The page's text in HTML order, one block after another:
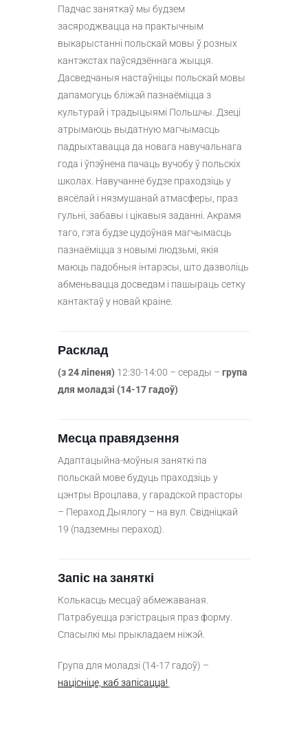
Падчас заняткаў мы будзем
засяроджвацца на практычным
выкарыстанні польскай мовы ў розных
кантэкстах паўсядзённага жыцця.
Дасведчаныя настаўніцы польскай мовы
дапамогуць бліжэй пазнаёміцца з
культурай і традыцыямі Польшчы. Дзеці
атрымаюць выдатную магчымасць
падрыхтавацца да новага навучальнага
года і ўпэўнена пачаць вучобу ў польскіх
школах. Навучанне будзе праходзіць у
вясёлай і нязмушанай атмасферы, праз
гульні, забавы і цікавыя заданні. Акрамя
таго, гэта будзе цудоўная магчымасць
пазнаёміцца з новымі людзьмі, якія
маюць падобныя інтарэсы, што дазволіць
абменьвацца досведам і пашыраць сетку
кантактаў у новай краіне.
Расклад
(з 24 ліпеня) 12:30-14:00 – серады – група
для моладзі (14-17 гадоў)
Месца правядзення
Адаптацыйна-моўныя заняткі па
польскай мове будуць праходзіць у
цэнтры Вроцлава, у гарадской прасторы
– Пераход Дыялогу – на вул. Свідніцкай
19 (падземны пераход).
Запіс на заняткі
Колькасць месцаў абмежаваная.
Патрабуецца рэгістрацыя праз форму.
Спасылкі мы прыкладаем ніжэй.
Група для моладзі (14-17 гадоў) –
націсніце, каб запісацца!